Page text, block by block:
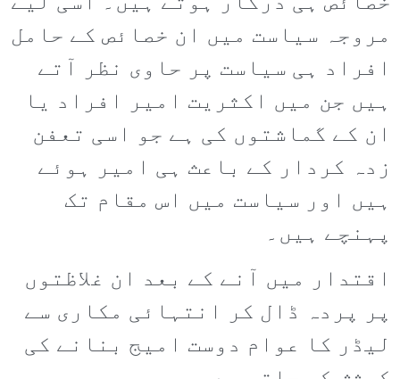
مروجہ سیاست میں ان خصائص کے حامل
افراد ہی سیاست پر حاوی نظر آتے
ہیں جن میں اکثریت امیر افراد یا
ان کے گماشتوں کی ہے جو اسی تعفن
زدہ کردار کے باعث ہی امیر ہوئے
ہیں اور سیاست میں اس مقام تک
پہنچے ہیں۔
اقتدار میں آنے کے بعد ان غلاظتوں
پر پردہ ڈال کر انتہائی مکاری سے
لیڈر کا عوام دوست امیج بنانے کی